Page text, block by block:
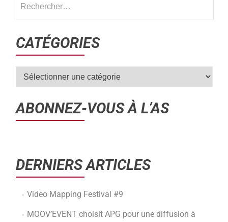
CATÉGORIES
ABONNEZ-VOUS À L’AS
DERNIERS ARTICLES
Video Mapping Festival #9
MOOV’EVENT choisit APG pour une diffusion à